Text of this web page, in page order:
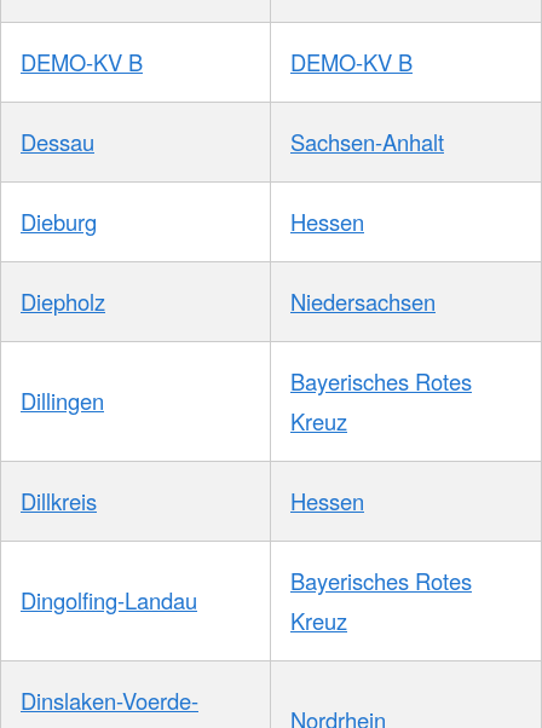
DEMO-KV B DEMO-KV B
Dessau Sachsen-Anhalt
Dieburg Hessen
Diepholz Niedersachsen
Dillingen
Bayerisches Rotes
Kreuz
Dillkreis Hessen
Dingolfing-Landau
Bayerisches Rotes
Kreuz
Dinslaken-Voerde-
Nordrhein